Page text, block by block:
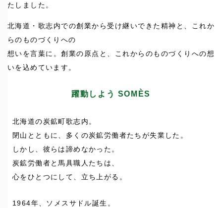
たしました。
北海道・歌志内での創業から受け継いできた精神と、これか
らのものづくりへの
想いを言葉に。創業の原点と、これからのものづくりへの想
いを込めています。
躍動しよう SOMÈS
北海道の炭鉱町歌志内。
閉山とともに、多くの炭鉱労働者たちが失業した。
しかし、彼らは諦めなかった。
炭鉱労働者と馬具職人たちは、
心をひとつにして、立ち上がる。
1964年、ソメスサドル誕生。